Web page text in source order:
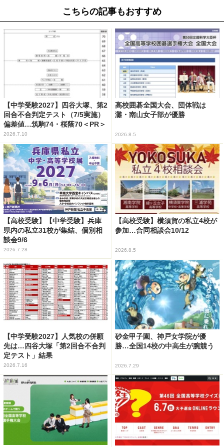
こちらの記事もおすすめ
【中学受験2027】四谷大塚、第2
回合不合判定テスト（7/5実施）
偏差値…筑駒74・桜蔭70＜PR＞
2026.7.10
高校囲碁全国大会、団体戦は
灘・南山女子部が優勝
2026.8.5
【高校受験】【中学受験】兵庫
県内の私立31校が集結、個別相
談会9/6
2026.7.28
【高校受験】横須賀の私立4校が
参加…合同相談会10/12
2026.8.5
【中学受験2027】人気校の併願
先は…四谷大塚「第2回合不合判
定テスト」結果
2026.7.16
砂金甲子園、神戸女学院が優
勝…全国14校の中高生が腕競う
2026.7.29